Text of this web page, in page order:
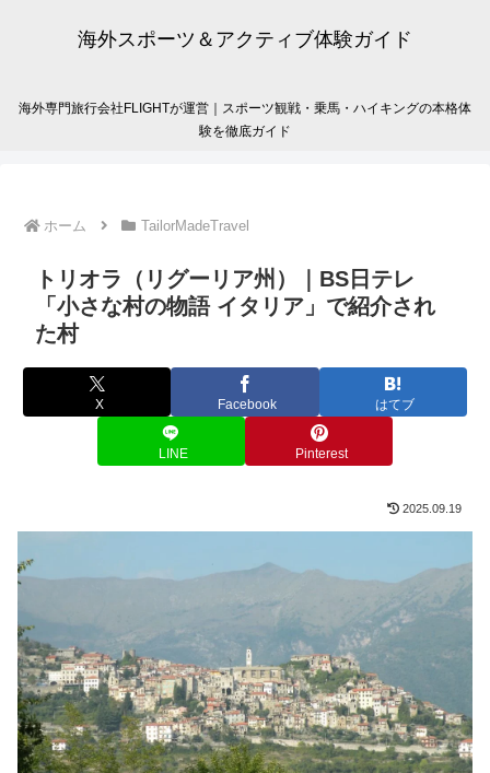
海外スポーツ＆アクティブ体験ガイド
海外専門旅行会社FLIGHTが運営｜スポーツ観戦・乗馬・ハイキングの本格体
験を徹底ガイド
ホーム TailorMadeTravel
トリオラ（リグーリア州）｜BS日テレ
「小さな村の物語 イタリア」で紹介され
た村
X Facebook はてブ
LINE Pinterest
2025.09.19